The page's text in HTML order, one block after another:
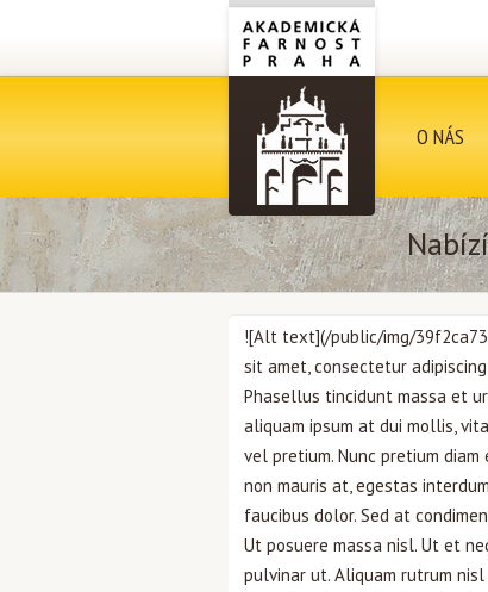
O NÁS
![Alt text](/public/img/
sit amet, consectetur
Phasellus tincidunt massa et
aliquam ipsum at dui mollis,
vel pretium. Nunc pretium
non mauris at, egestas
faucibus dolor. Sed at
Ut posuere massa nisl. Ut et
pulvinar ut. Aliquam rutrum